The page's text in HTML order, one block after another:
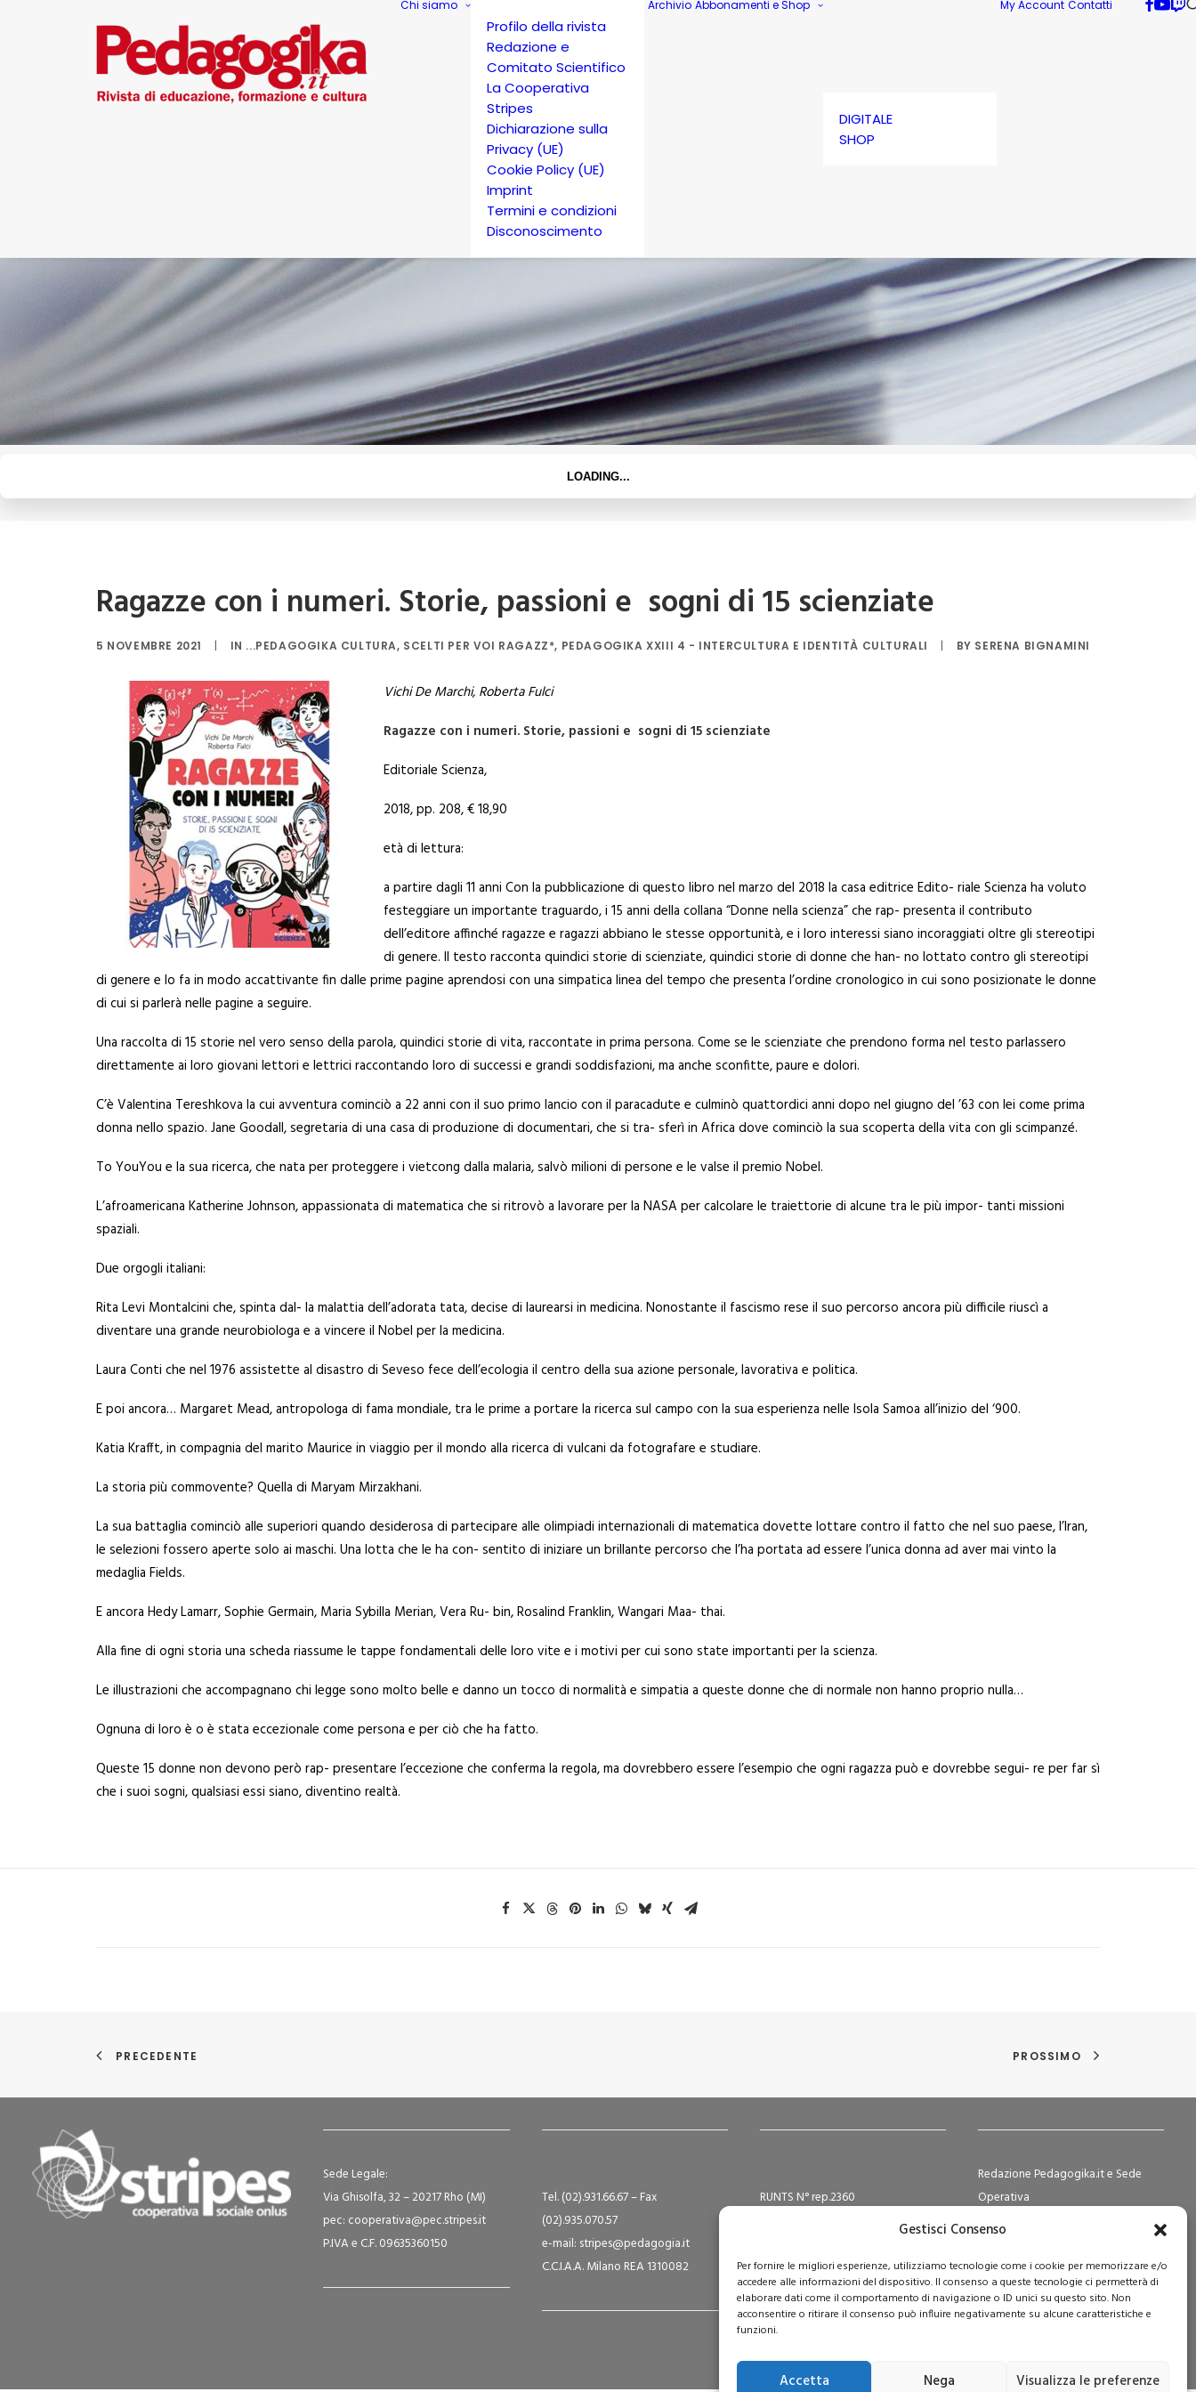
Gestisci Consenso
Per fornire le migliori esperienze, utilizziamo tecnologie come i cookie per memorizzare e/o
accedere alle informazioni del dispositivo. Il consenso a queste tecnologie ci permetterà di
elaborare dati come il comportamento di navigazione o ID unici su questo sito. Non
acconsentire o ritirare il consenso può influire negativamente su alcune caratteristiche e
funzioni.
Accetta Nega Visualizza le preferenze
Chi siamo
Profilo della rivista
Redazione e
Comitato Scientifico
La Cooperativa
Stripes
Dichiarazione sulla
Privacy (UE)
Cookie Policy (UE)
Imprint
Termini e condizioni
Disconoscimento
Archivio Abbonamenti e Shop
DIGITALE
SHOP
My Account Contatti
Ragazze con i numeri. Storie, passioni e sogni di 15 scienziate
5 NOVEMBRE 2021 | IN ...PEDAGOGIKA CULTURA, SCELTI PER VOI RAGAZZ*, PEDAGOGIKA XXIII 4 - INTERCULTURA E IDENTITÀ CULTURALI | BY SERENA BIGNAMINI
Vichi De Marchi, Roberta Fulci
Ragazze con i numeri. Storie, passioni e sogni di 15 scienziate
Editoriale Scienza,
2018, pp. 208, € 18,90
età di lettura:
a partire dagli 11 anni Con la pubblicazione di questo libro nel marzo del 2018 la casa editrice Edito- riale Scienza ha voluto
festeggiare un importante traguardo, i 15 anni della collana “Donne nella scienza” che rap- presenta il contributo
dell’editore affinché ragazze e ragazzi abbiano le stesse opportunità, e i loro interessi siano incoraggiati oltre gli stereotipi
di genere. Il testo racconta quindici storie di scienziate, quindici storie di donne che han- no lottato contro gli stereotipi
di genere e lo fa in modo accattivante fin dalle prime pagine aprendosi con una simpatica linea del tempo che presenta l’ordine cronologico in cui sono posizionate le donne
di cui si parlerà nelle pagine a seguire.
Una raccolta di 15 storie nel vero senso della parola, quindici storie di vita, raccontate in prima persona. Come se le scienziate che prendono forma nel testo parlassero
direttamente ai loro giovani lettori e lettrici raccontando loro di successi e grandi soddisfazioni, ma anche sconfitte, paure e dolori.
C’è Valentina Tereshkova la cui avventura cominciò a 22 anni con il suo primo lancio con il paracadute e culminò quattordici anni dopo nel giugno del ’63 con lei come prima
donna nello spazio. Jane Goodall, segretaria di una casa di produzione di documentari, che si tra- sferì in Africa dove cominciò la sua scoperta della vita con gli scimpanzé.
To YouYou e la sua ricerca, che nata per proteggere i vietcong dalla malaria, salvò milioni di persone e le valse il premio Nobel.
L’afroamericana Katherine Johnson, appassionata di matematica che si ritrovò a lavorare per la NASA per calcolare le traiettorie di alcune tra le più impor- tanti missioni
spaziali.
Due orgogli italiani:
Rita Levi Montalcini che, spinta dal- la malattia dell’adorata tata, decise di laurearsi in medicina. Nonostante il fascismo rese il suo percorso ancora più difficile riuscì a
diventare una grande neurobiologa e a vincere il Nobel per la medicina.
Laura Conti che nel 1976 assistette al disastro di Seveso fece dell’ecologia il centro della sua azione personale, lavorativa e politica.
E poi ancora… Margaret Mead, antropologa di fama mondiale, tra le prime a portare la ricerca sul campo con la sua esperienza nelle Isola Samoa all’inizio del ‘900.
Katia Krafft, in compagnia del marito Maurice in viaggio per il mondo alla ricerca di vulcani da fotografare e studiare.
La storia più commovente? Quella di Maryam Mirzakhani.
La sua battaglia cominciò alle superiori quando desiderosa di partecipare alle olimpiadi internazionali di matematica dovette lottare contro il fatto che nel suo paese, l’Iran,
le selezioni fossero aperte solo ai maschi. Una lotta che le ha con- sentito di iniziare un brillante percorso che l’ha portata ad essere l’unica donna ad aver mai vinto la
medaglia Fields.
E ancora Hedy Lamarr, Sophie Germain, Maria Sybilla Merian, Vera Ru- bin, Rosalind Franklin, Wangari Maa- thai.
Alla fine di ogni storia una scheda riassume le tappe fondamentali delle loro vite e i motivi per cui sono state importanti per la scienza.
Le illustrazioni che accompagnano chi legge sono molto belle e danno un tocco di normalità e simpatia a queste donne che di normale non hanno proprio nulla…
Ognuna di loro è o è stata eccezionale come persona e per ciò che ha fatto.
Queste 15 donne non devono però rap- presentare l’eccezione che conferma la regola, ma dovrebbero essere l’esempio che ogni ragazza può e dovrebbe segui- re per far sì
che i suoi sogni, qualsiasi essi siano, diventino realtà.
PRECEDENTE PROSSIMO
Sede Legale:
Via Ghisolfa, 32 – 20217 Rho (MI)
pec: cooperativa@pec.stripes.it
P.IVA e C.F. 09635360150
Tel. (02).931.66.67 – Fax
(02).935.070.57
e-mail: stripes@pedagogia.it
C.C.I.A.A. Milano REA 1310082
RUNTS N° rep.2360
Albo Società Cooperative N°
Capitale Sociale i.v. € 365.108,00
Redazione Pedagogika.it e Sede
Operativa
Via San Domenico Savio, 6 – 20017
Reg. Tribunale: n. 187 del 29/03/97 |
ISSN: 1593-2259
Web:www.pedagogia.it